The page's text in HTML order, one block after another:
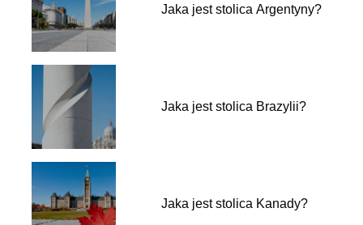
Jaka jest stolica Argentyny?
Jaka jest stolica Brazylii?
Jaka jest stolica Kanady?